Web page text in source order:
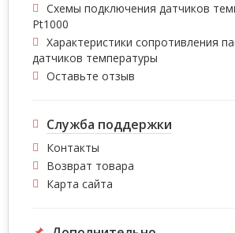
Схемы подключения датчиков
Pt1000
Характеристики сопротивления
датчиков температуры
Оставьте отзыв
Служба поддержки
Контакты
Возврат товара
Карта сайта